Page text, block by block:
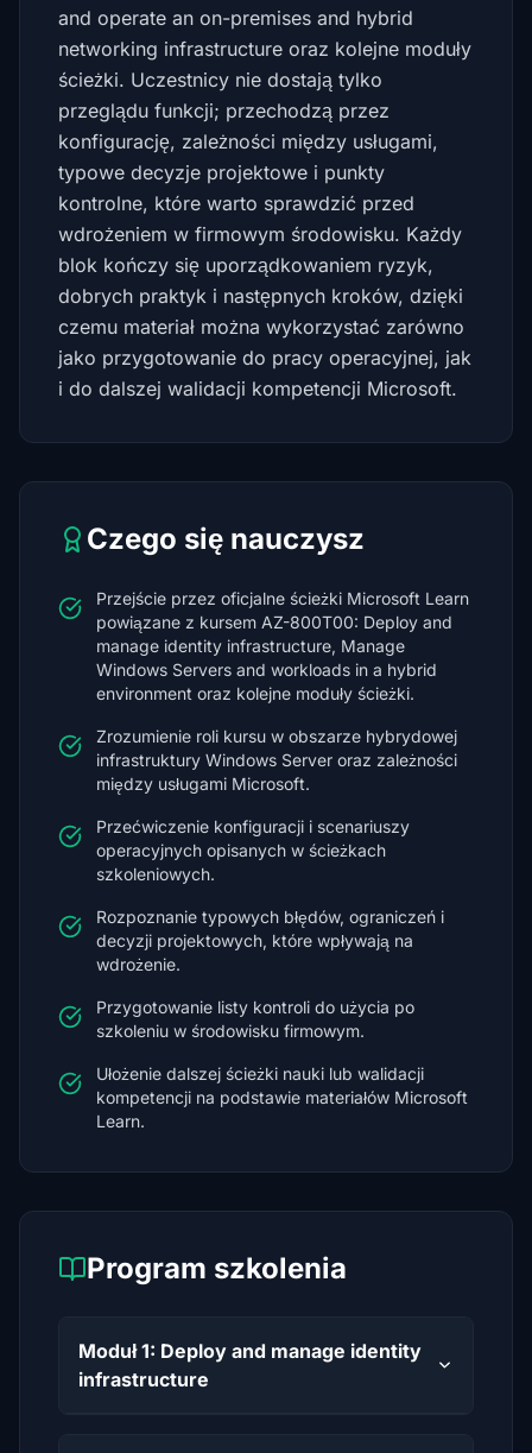
and operate an on-premises and hybrid
networking infrastructure oraz kolejne moduły
ścieżki. Uczestnicy nie dostają tylko
przeglądu funkcji; przechodzą przez
konfigurację, zależności między usługami,
typowe decyzje projektowe i punkty
kontrolne, które warto sprawdzić przed
wdrożeniem w firmowym środowisku. Każdy
blok kończy się uporządkowaniem ryzyk,
dobrych praktyk i następnych kroków, dzięki
czemu materiał można wykorzystać zarówno
jako przygotowanie do pracy operacyjnej, jak
i do dalszej walidacji kompetencji Microsoft.
Czego się nauczysz
Przejście przez oficjalne ścieżki Microsoft Learn
powiązane z kursem AZ-800T00: Deploy and
manage identity infrastructure, Manage
Windows Servers and workloads in a hybrid
environment oraz kolejne moduły ścieżki.
Zrozumienie roli kursu w obszarze hybrydowej
infrastruktury Windows Server oraz zależności
między usługami Microsoft.
Przećwiczenie konfiguracji i scenariuszy
operacyjnych opisanych w ścieżkach
szkoleniowych.
Rozpoznanie typowych błędów, ograniczeń i
decyzji projektowych, które wpływają na
wdrożenie.
Przygotowanie listy kontroli do użycia po
szkoleniu w środowisku firmowym.
Ułożenie dalszej ścieżki nauki lub walidacji
kompetencji na podstawie materiałów Microsoft
Learn.
Program szkolenia
Moduł 1: Deploy and manage identity
infrastructure